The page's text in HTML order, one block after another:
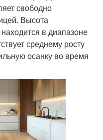
свободно
Высота
находится в диапазоне
среднему росту
осанку во время